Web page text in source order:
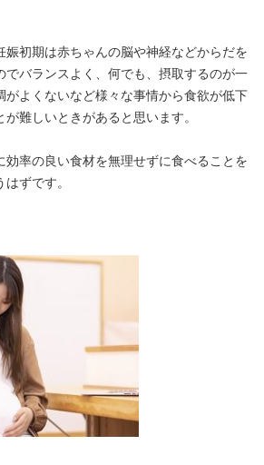
娠初期は赤ちゃんの脳や神経などからだを
でバランスよく、何でも、摂取するのが一
がよくないなど様々な事情から食欲が低下
難しいときがあると思います。
効率の良い食材を無理せずに食べることを
ずです。